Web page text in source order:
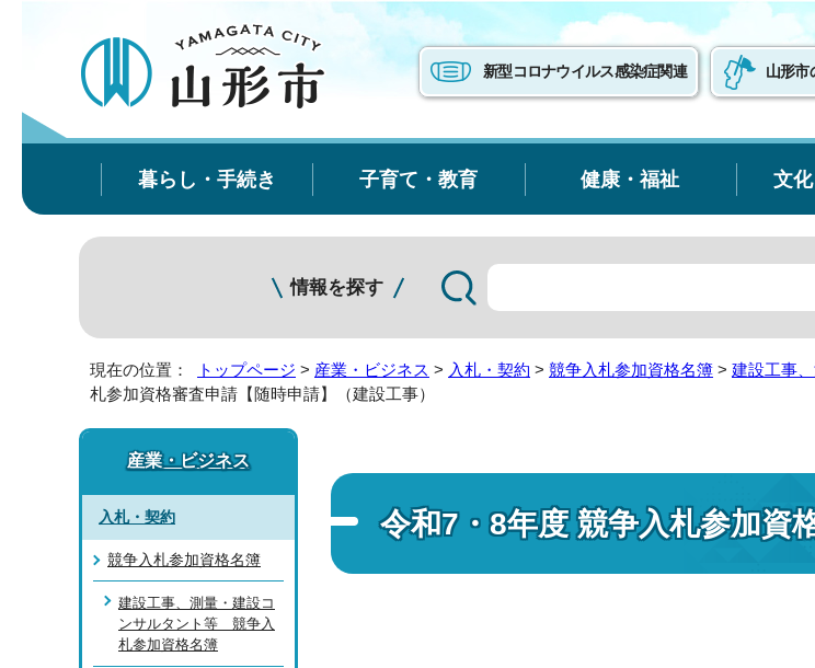
新型コロナウイルス感染症関連 山形市
暮らし・手続き 子育て・教育 健康・福祉 文
情報を探す
現在の位置： トップページ > 産業・ビジネス > 入札・契約 > 競争入札参加資格名簿 > 建設工事
札参加資格審査申請【随時申請】（建設工事）
令和7・8年度 競争入札参加資
産業・ビジネス
入札・契約
競争入札参加資格名簿
建設工事、測量・建設コ
ンサルタント等 競争入
札参加資格名簿